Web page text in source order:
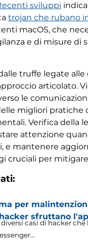
sviluppi
trojan che rubano
macOS, che
e di misure di
truffe legate
articolato.
le
migliori pratiche
Verifica della
attenzione
e mantenere
cruciali per
per
sfruttano
diversi casi di hacker